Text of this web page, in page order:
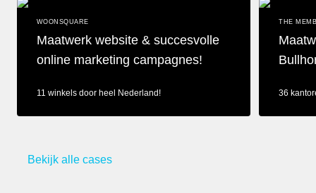
WOONSQUARE
Maatwerk website & succesvolle
online marketing campagnes!
11 winkels door heel Nederland!
THE
36
Bekijk alle cases